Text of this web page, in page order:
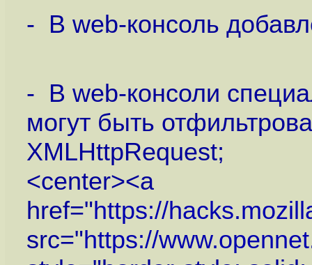
- В web-консоль
- В web-консоли
могут быть
XMLHttpRequest;
<center><a
href="https://
src="https://